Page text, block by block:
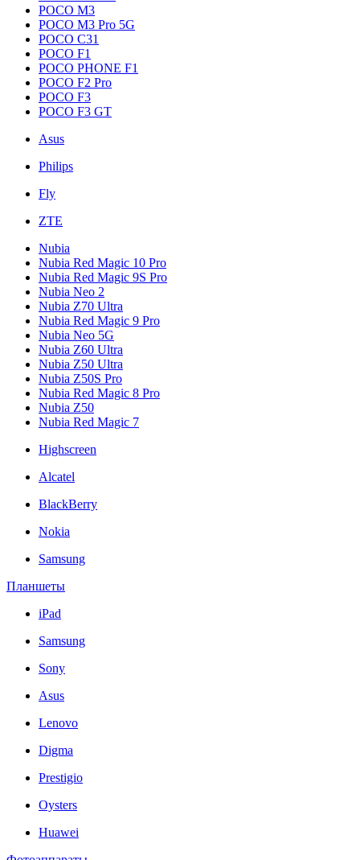
POCO M3
POCO M3 Pro 5G
POCO C31
POCO F1
POCO PHONE F1
POCO F2 Pro
POCO F3
POCO F3 GT
Asus
Philips
Fly
ZTE
Nubia
Nubia Red Magic 10 Pro
Nubia Red Magic 9S Pro
Nubia Neo 2
Nubia Z70 Ultra
Nubia Red Magic 9 Pro
Nubia Neo 5G
Nubia Z60 Ultra
Nubia Z50 Ultra
Nubia Z50S Pro
Nubia Red Magic 8 Pro
Nubia Z50
Nubia Red Magic 7
Highscreen
Alcatel
BlackBerry
Nokia
Samsung
Планшеты
iPad
Samsung
Sony
Asus
Lenovo
Digma
Prestigio
Oysters
Huawei